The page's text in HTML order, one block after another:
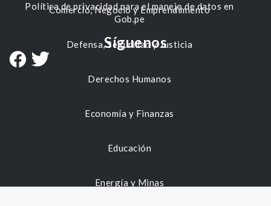
Comercio, Negocio y Emprendimiento
Defensa, Seguridad y Justicia
Derechos Humanos
Economía y Finanzas
Educación
Energía y Minas
Política de privacidad para el manejo de datos en
Gob.pe
Síguenos